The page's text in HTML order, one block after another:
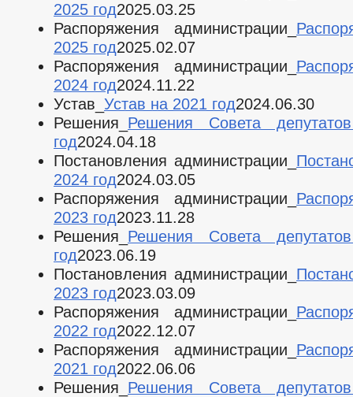
2025 год2025.03.25
Распоряжения администрации_
2025 год2025.02.07
Распоряжения администрации_
2024 год2024.11.22
Устав_ Устав на 2021 год2024.06.30
Решения_ Решения Совета
год2024.04.18
Постановления администрации_
2024 год2024.03.05
Распоряжения администрации_
2023 год2023.11.28
Решения_ Решения Совета
год2023.06.19
Постановления администрации_
2023 год2023.03.09
Распоряжения администрации_
2022 год2022.12.07
Распоряжения администрации_
2021 год2022.06.06
Решения_ Решения Совета